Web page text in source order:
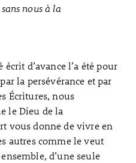
nous à la
d’avance l’a été pour
la persévérance et par
Écritures, nous
le Dieu de la
vous donne de vivre en
autres comme le veut
d’une seule